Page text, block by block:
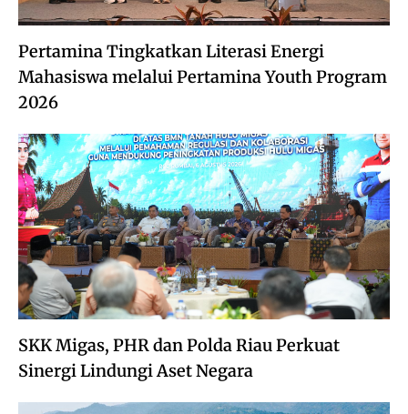
Pertamina Tingkatkan Literasi Energi
Mahasiswa melalui Pertamina Youth Program
2026
SKK Migas, PHR dan Polda Riau Perkuat
Sinergi Lindungi Aset Negara